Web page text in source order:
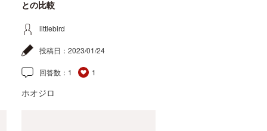
との比較
littlebird
投稿日： 2023/01/24
回答数： 1 1
ホオジロ